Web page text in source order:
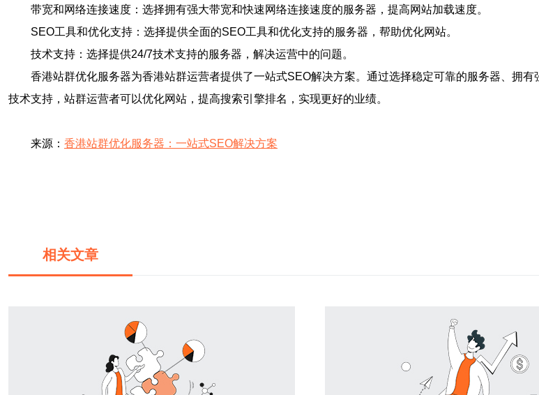
带宽和网络连接速度：选择拥有强大带宽和快速网络连接速度的服务器，提高网站加载速度。
SEO工具和优化支持：选择提供全面的SEO工具和优化支持的服务器，帮助优化网站。
技术支持：选择提供24/7技术支持的服务器，解决运营中的问题。
香港站群优化服务器为香港站群运营者提供了一站式SEO解决方案。通过选择稳定可靠的服务器、拥
技术支持，站群运营者可以优化网站，提高搜索引擎排名，实现更好的业绩。
来源： 香港站群优化服务器：一站式SEO解决方案
相关文章